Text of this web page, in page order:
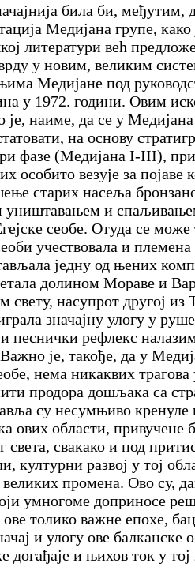
била би, међутим,
Медијана групе,
литератури већ
у новим, великим
Медијане под
у 1972. години. Овим
је, наиме, да се у
на основу
фазе (Медијана I-III),
особито везује за појаве
старих насеља
уништавањем и
сеобе. Отуда се
учествовала и
једну од њених
долином Мораве и
свету, насупрот другој из
значајну улогу у
песнички рефлекс
је, такође, да у
нема никаквих
продора дошљака са
су несумњиво кренуле
ових области, привучене
света, свакако и под
културни развој у тој
промена. Ово су,
умногоме доприносе
толико важне епохе,
и улогу ове балканске
догађаје и њихов ток у тој